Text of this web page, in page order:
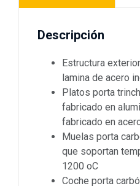
Descripción
Estructura
lamina de acero
Platos porta
fabricado en
fabricado en
Muelas porta
que soportan
1200 oC
Coche porta